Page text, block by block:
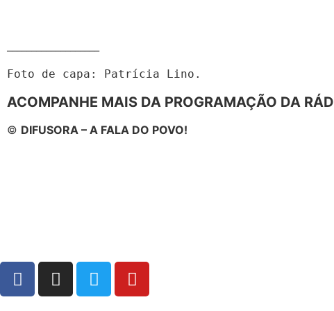
Foto de capa: Patrícia Lino.
ACOMPANHE MAIS DA PROGRAMAÇÃO DA
© DIFUSORA – A FALA DO POVO!